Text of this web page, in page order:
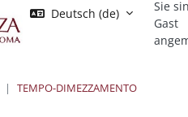
Deutsch ‎(de)‎
Sie
Gast
TEMPO-DIMEZZAMENTO